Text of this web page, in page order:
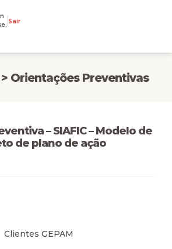
Sair
> Orientações Preventivas
– SIAFIC – Modelo de
de plano de ação
Clientes GEPAM